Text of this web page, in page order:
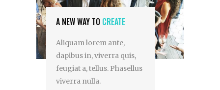
A NEW WAY TO CREATE
Aliquam lorem ante,
dapibus in, viverra quis,
feugiat a, tellus. Phasellus
viverra nulla.